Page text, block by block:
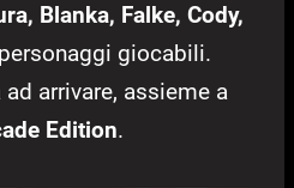
Blanka, Falke, Cody,
giocabili.
arrivare, assieme a
Edition.